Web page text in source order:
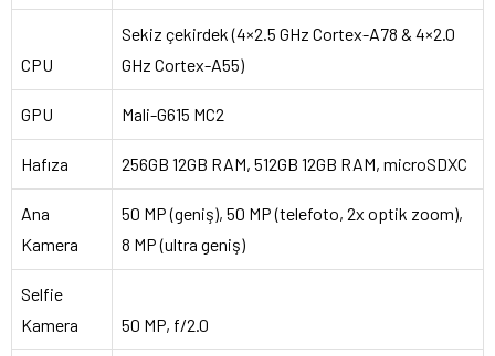
CPU
Sekiz çekirdek (4×2.5 GHz Cortex-A78 & 4×2.0
GHz Cortex-A55)
GPU Mali-G615 MC2
Hafıza 256GB 12GB RAM, 512GB 12GB RAM, microSDXC
Ana
Kamera
50 MP (geniş), 50 MP (telefoto, 2x optik zoom),
8 MP (ultra geniş)
Selfie
Kamera
50 MP, f/2.0